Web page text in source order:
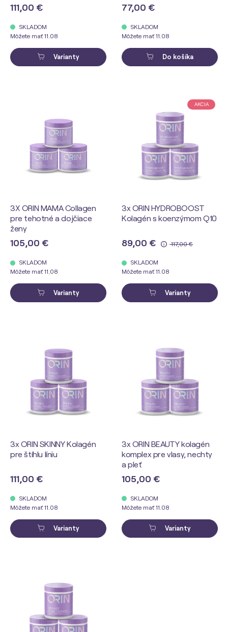
111,00 €
SKLADOM
Môžete mať 11.08
Varianty
77,00 €
SKLADOM
Môžete mať 11.08
Do košíka
3X ORIN MAMA Collagen
pre tehotné a dojčiace
ženy
105,00 €
SKLADOM
Môžete mať 11.08
Varianty
AKCIA
3x ORIN HYDROBOOST
Kolagén s koenzýmom Q10
89,00 € 117,00 €
SKLADOM
Môžete mať 11.08
Varianty
3x ORIN SKINNY Kolagén
pre štíhlu líniu
111,00 €
SKLADOM
Môžete mať 11.08
Varianty
3x ORIN BEAUTY kolagén
komplex pre vlasy, nechty
a pleť
105,00 €
SKLADOM
Môžete mať 11.08
Varianty